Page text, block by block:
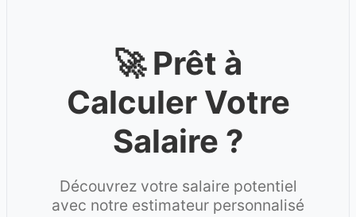
🚀 Prêt à
Calculer Votre
Salaire ?
Découvrez votre salaire potentiel
avec notre estimateur personnalisé